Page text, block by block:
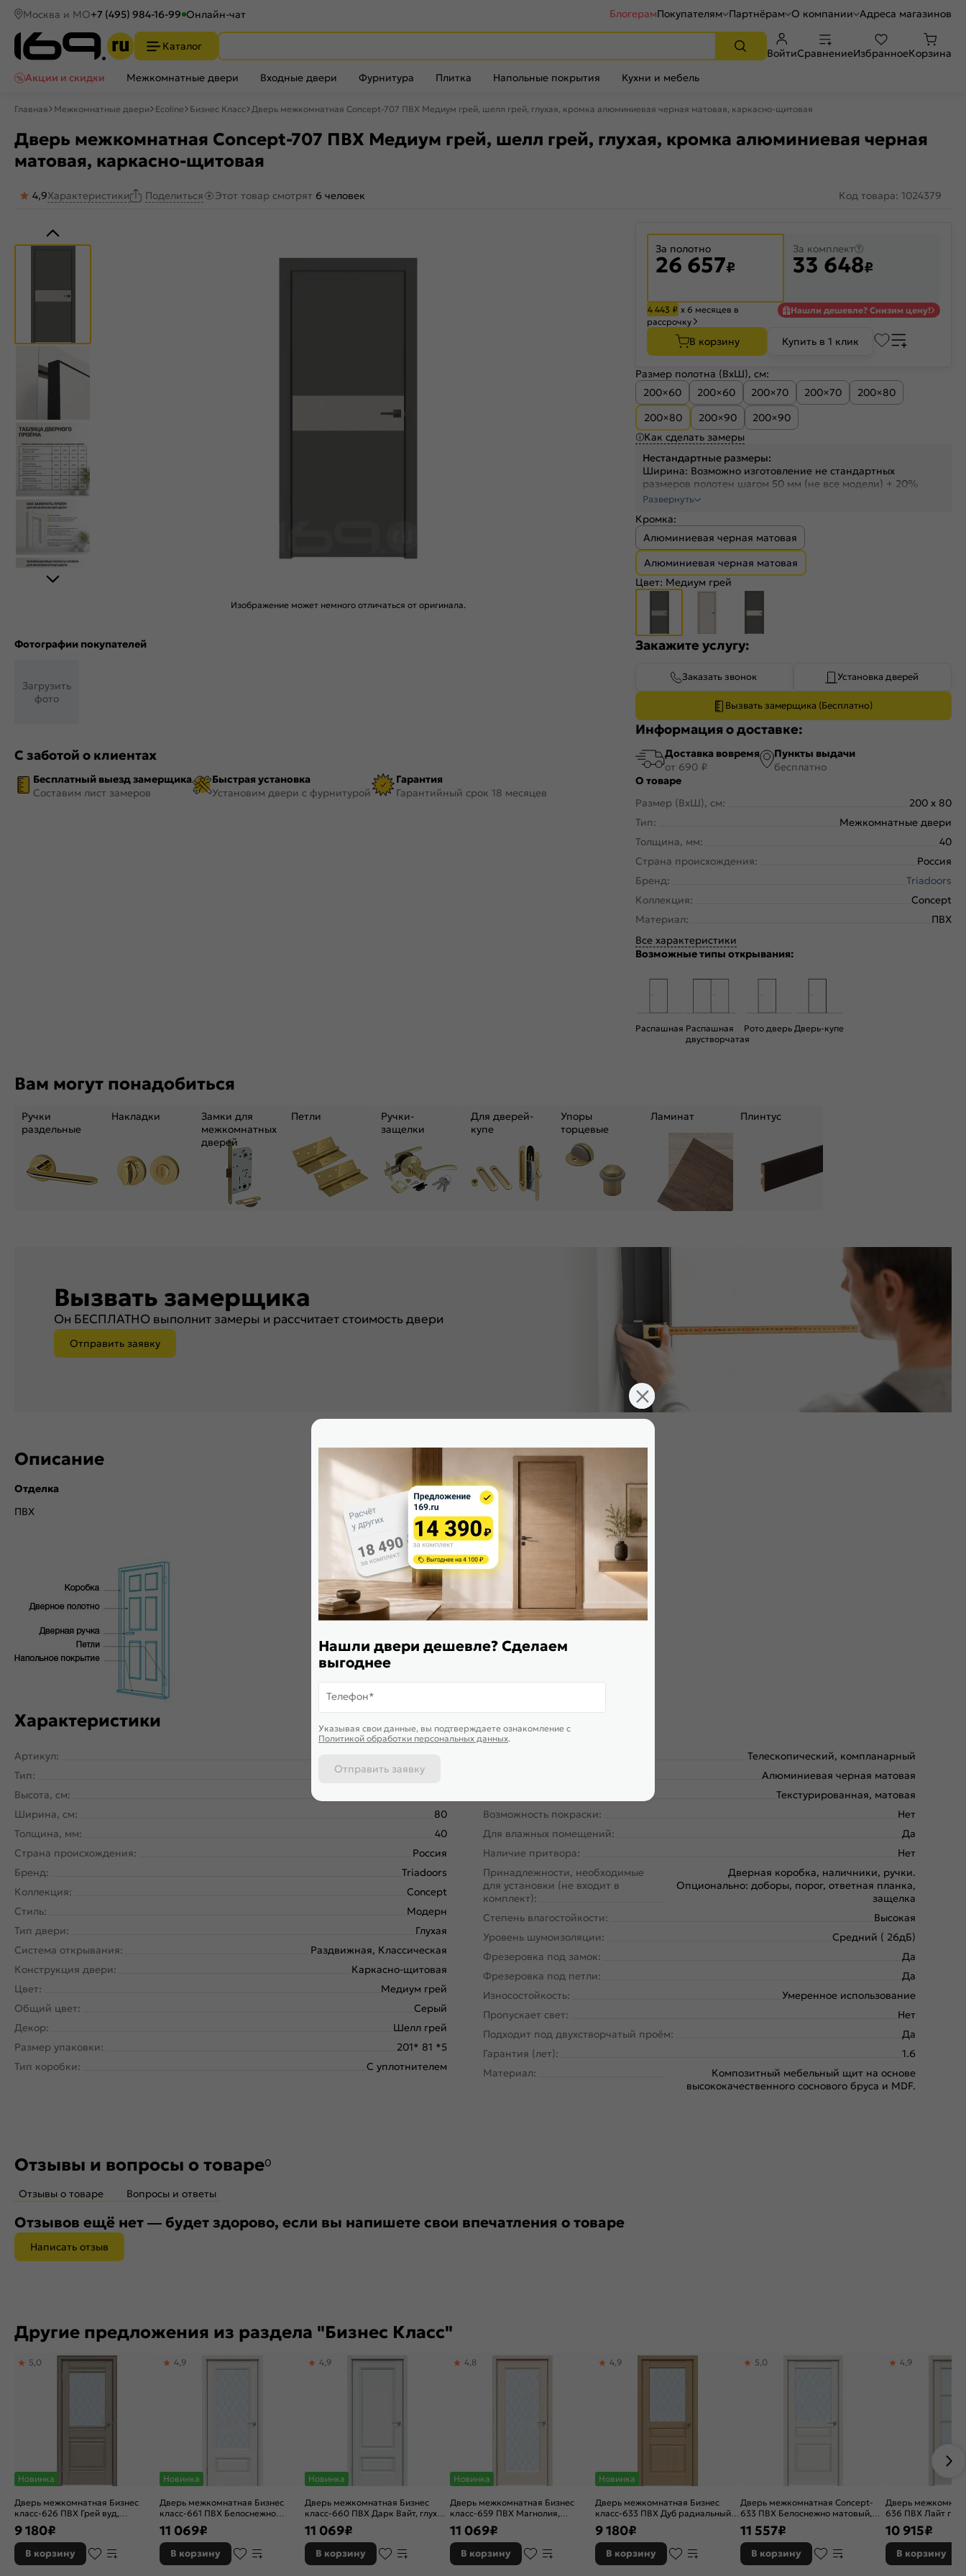
Москва и МО+7 (495) 984-16-99 Онлайн-чат БлогерамПокупателям Партнёрам О компании Адреса магазинов
Каталог
ВойтиСравнениеИзбранноеКорзина
Акции и скидки
Межкомнатные двери Входные двери Фурнитура Плитка Напольные покрытия Кухни и мебель
Главная Межкомнатные двери Ecoline Бизнес Класс Дверь межкомнатная Concept-707 ПВХ Медиум грей, шелл грей, глухая, кромка алюминиевая черная матовая, каркасно-щитовая
Дверь межкомнатная Concept-707 ПВХ Медиум грей, шелл грей, глухая, кромка алюминиевая черная
матовая, каркасно-щитовая
4,9Характеристики Поделиться Этот товар смотрят 6 человек Код товара: 1024379
Изображение может немного отличаться от оригинала.
Фотографии покупателей
Загрузить
фото
С заботой о клиентах
Бесплатный выезд замерщика
Составим лист замеров
Быстрая установка
Установим двери с фурнитурой
Гарантия
Гарантийный срок 18 месяцев
За полотно
26 657₽
За комплект
33 648₽
4 443 ₽ х 6 месяцев в
рассрочку
Нашли дешевле? Снизим цену!
В корзину Купить в 1 клик
Размер полотна (ВхШ), см:
200×60
200×60 200×70 200×70
200×80
200×80
200×90
200×90
Как сделать замеры
Нестандартные размеры:
Ширина: Возможно изготовление не стандартных
размеров полотен шагом 50 мм (не все модели) + 20%
Высота: На полотна высотой от 1700 до 2300 мм +30%
Развернуть
Кромка:
Алюминиевая черная матовая
Алюминиевая черная матовая
Цвет: Медиум грей
Закажите услугу:
Заказать звонок Установка дверей
Вызвать замерщика (Бесплатно)
Информация о доставке:
Доставка вовремя
от 690 ₽
Пункты выдачи
бесплатно
О товаре
Размер (ВхШ), см:
200 x 80
Тип:
Межкомнатные двери
Толщина, мм:
40
Страна происхождения:
Россия
Бренд:
Triadoors
Коллекция:
Concept
Материал:
ПВХ
Все характеристики
Возможные типы открывания:
Распашная Распашная
двустворчатая
Рото дверь Дверь-купе
Вам могут понадобиться
Ручки
раздельные
Накладки
Замки для
межкомнатных
дверей
Петли
Ручки-
защелки
Для дверей-
купе
Упоры
торцевые
Ламинат Плинтус
Вызвать замерщика
Он БЕСПЛАТНО выполнит замеры и рассчитает стоимость двери
Отправить заявку
Описание
Отделка
ПВХ
Характеристики
Артикул:
Тип:
Межкомнатные двери
Высота, см:
Ширина, см:
80
Толщина, мм:
40
Страна происхождения:
Россия
Бренд:
Triadoors
Коллекция:
Concept
Стиль:
Модерн
Тип двери:
Глухая
Система открывания:
Раздвижная, Классическая
Конструкция двери:
Каркасно-щитовая
Цвет:
Медиум грей
Общий цвет:
Серый
Декор:
Шелл грей
Размер упаковки:
201* 81 *5
Тип коробки:
С уплотнителем
Телескопический, компланарный
Алюминиевая черная матовая
Текстурированная, матовая
Возможность покраски:
Нет
Для влажных помещений:
Да
Наличие притвора:
Нет
Принадлежности, необходимые
для установки (не входит в
комплект):
Дверная коробка, наличники, ручки.
Опционально: доборы, порог, ответная планка,
защелка
Степень влагостойкости:
Высокая
Уровень шумоизоляции:
Средний ( 26дБ)
Фрезеровка под замок:
Да
Фрезеровка под петли:
Да
Износостойкость:
Умеренное использование
Пропускает свет:
Нет
Подходит под двухстворчатый проём:
Да
Гарантия (лет):
1.6
Материал:
Композитный мебельный щит на основе
высококачественного соснового бруса и MDF.
Отзывы и вопросы о товаре0
Отзывы о товаре Вопросы и ответы
Отзывов ещё нет — будет здорово, если вы напишете свои впечатления о товаре
Написать отзыв
Другие предложения из раздела "Бизнес Класс"
Новинка
Дверь межкомнатная Бизнес
класс-626 ПВХ Грей вуд,
остекленная, ромб, без кромки,
филенчатая
5,0
9 180₽
В корзину
Новинка
Дверь межкомнатная Бизнес
класс-661 ПВХ Белоснежно
матовый, остекленная, ромб, без
кромки, филенчатая
4,9
11 069₽
В корзину
Новинка
Дверь межкомнатная Бизнес
класс-660 ПВХ Дарк Вайт, глухая,
без стекла, без кромки,
филенчатая
4,9
11 069₽
В корзину
Новинка
Дверь межкомнатная Бизнес
класс-659 ПВХ Магнолия,
остекленная, ромб, без кромки,
филенчатая
4,8
11 069₽
В корзину
Новинка
Дверь межкомнатная Бизнес
класс-633 ПВХ Дуб радиальный,
без декора, остекленная, ромб,
без кромки, филенчатая
4,9
9 180₽
В корзину
Дверь межкомнатная Concept-
633 ПВХ Белоснежно матовый,
остекленная, ромб, без кромки,
царговая
5,0
11 557₽
В корзину
Дверь
636 ПВХ Лайт
сатинат белый,
царговая
4,9
10 915₽
В корзину
Нашли двери дешевле? Сделаем
выгоднее
Телефон*
Указывая свои данные, вы подтверждаете ознакомление c
Политикой обработки персональных данных.
Отправить заявку